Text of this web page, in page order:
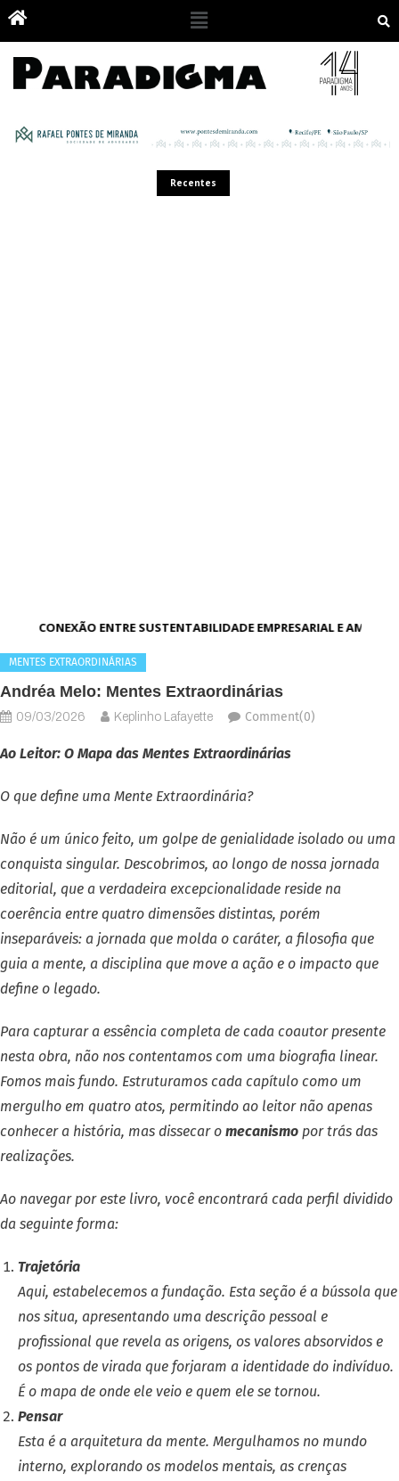
Recentes
A CONEXÃO ENTRE SUSTENTABILIDADE EMPRESARIAL E
MENTES EXTRAORDINÁRIAS
Andréa Melo: Mentes Extraordinárias
09/03/2026 Keplinho Lafayette Comment(0)
Ao Leitor: O Mapa das Mentes Extraordinárias
O que define uma Mente Extraordinária?
Não é um único feito, um golpe de genialidade isolado ou uma
conquista singular. Descobrimos, ao longo de nossa jornada
editorial, que a verdadeira excepcionalidade reside na
coerência entre quatro dimensões distintas, porém
inseparáveis: a jornada que molda o caráter, a filosofia que
guia a mente, a disciplina que move a ação e o impacto que
define o legado.
Para capturar a essência completa de cada coautor presente
nesta obra, não nos contentamos com uma biografia linear.
Fomos mais fundo. Estruturamos cada capítulo como um
mergulho em quatro atos, permitindo ao leitor não apenas
conhecer a história, mas dissecar o mecanismo por trás das
realizações.
Ao navegar por este livro, você encontrará cada perfil dividido
da seguinte forma:
Trajetória
Aqui, estabelecemos a fundação. Esta seção é a bússola que
nos situa, apresentando uma descrição pessoal e
profissional que revela as origens, os valores absorvidos e
os pontos de virada que forjaram a identidade do indivíduo.
É o mapa de onde ele veio e quem ele se tornou.
Pensar
Esta é a arquitetura da mente. Mergulhamos no mundo
interno, explorando os modelos mentais, as crenças